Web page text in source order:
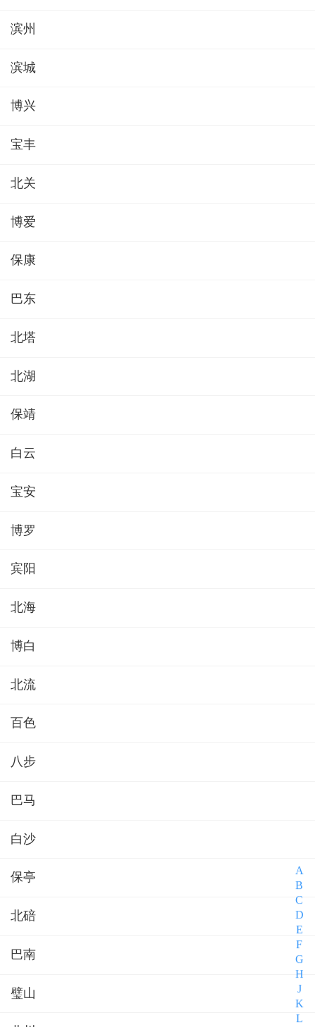
A
B
C
D
E
F
G
H
J
K
L
滨州
滨城
博兴
宝丰
北关
博爱
保康
巴东
北塔
北湖
保靖
白云
宝安
博罗
宾阳
北海
博白
北流
百色
八步
巴马
白沙
保亭
北碚
巴南
璧山